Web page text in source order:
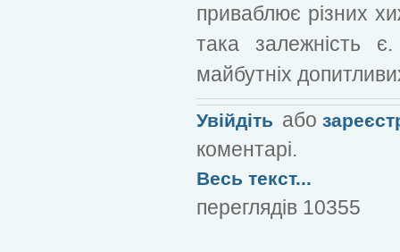
приваблює різних
така залежність
майбутніх
Увійдіть або
коментарі.
Весь текст...
переглядів 10355